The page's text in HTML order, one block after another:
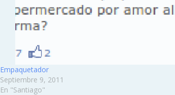
Empaquetador
Septiembre 9, 2011
En "Santiago"